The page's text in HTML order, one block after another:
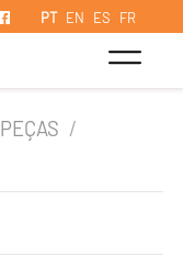
PT EN ES FR
PEÇAS /